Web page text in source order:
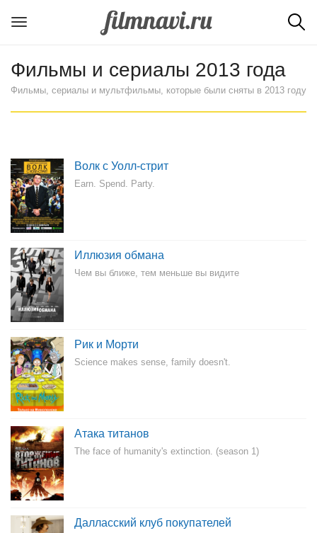
Фильмы и сериалы 2013 года
Фильмы, сериалы и мультфильмы, которые были сняты в 2013 году
Волк с Уолл-стрит
Earn. Spend. Party.
Иллюзия обмана
Чем вы ближе, тем меньше вы видите
Рик и Морти
Science makes sense, family doesn't.
Атака титанов
The face of humanity's extinction. (season 1)
Далласский клуб покупателей